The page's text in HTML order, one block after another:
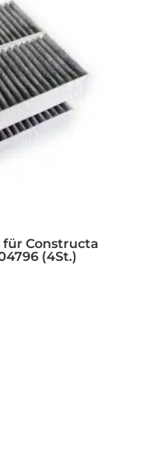
Constructa
(4St.)